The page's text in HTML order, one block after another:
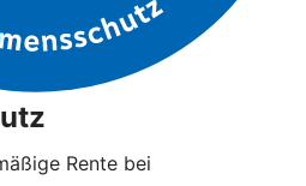
Rente bei